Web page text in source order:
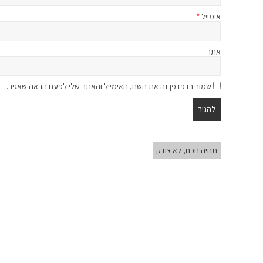
אימייל *
אתר
שמור בדפדפן זה את השם, האימייל והאתר שלי לפעם הבאה שאגיב.
תהיה חכם, לא צודק